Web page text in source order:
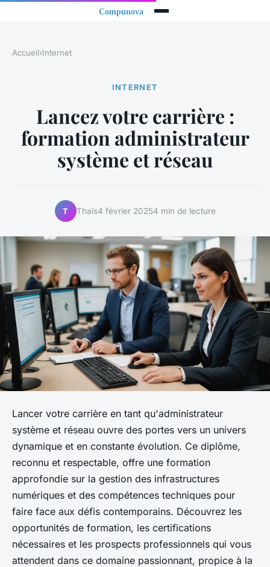
Accueil›Internet
INTERNET
Lancez votre carrière :
formation administrateur
système et réseau
T Thaïs4 février 20254 min de lecture
Lancer votre carrière en tant qu'administrateur
système et réseau ouvre des portes vers un univers
dynamique et en constante évolution. Ce diplôme,
reconnu et respectable, offre une formation
approfondie sur la gestion des infrastructures
numériques et des compétences techniques pour
faire face aux défis contemporains. Découvrez les
opportunités de formation, les certifications
nécessaires et les prospects professionnels qui vous
attendent dans ce domaine passionnant, propice à la